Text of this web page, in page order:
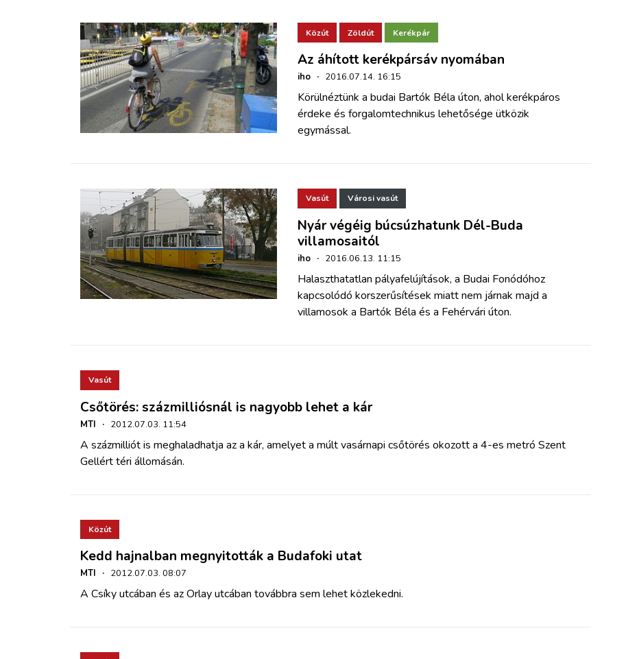
Közút Zöldút Kerékpár
Az áhított kerékpársáv nyomában
iho · 2016.07.14. 16:15
Körülnéztünk a budai Bartók Béla úton, ahol kerékpáros
érdeke és forgalomtechnikus lehetősége ütközik
egymással.
Vasút Városi vasút
Nyár végéig búcsúzhatunk Dél-Buda
villamosaitól
iho · 2016.06.13. 11:15
Halaszthatatlan pályafelújítások, a Budai Fonódóhoz
kapcsolódó korszerűsítések miatt nem járnak majd a
villamosok a Bartók Béla és a Fehérvári úton.
Vasút
Csőtörés: százmilliósnál is nagyobb lehet a kár
MTI · 2012.07.03. 11:54
A százmilliót is meghaladhatja az a kár, amelyet a múlt vasárnapi csőtörés okozott a 4-es metró Szent
Gellért téri állomásán.
Közút
Kedd hajnalban megnyitották a Budafoki utat
MTI · 2012.07.03. 08:07
A Csíky utcában és az Orlay utcában továbbra sem lehet közlekedni.